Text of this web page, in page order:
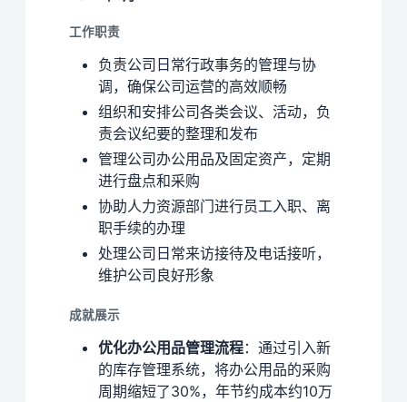
工作职责
负责公司日常行政事务的管理与协
调，确保公司运营的高效顺畅
组织和安排公司各类会议、活动，负
责会议纪要的整理和发布
管理公司办公用品及固定资产，定期
进行盘点和采购
协助人力资源部门进行员工入职、离
职手续的办理
处理公司日常来访接待及电话接听，
维护公司良好形象
成就展示
优化办公用品管理流程：通过引入新
的库存管理系统，将办公用品的采购
周期缩短了30%，年节约成本约10万